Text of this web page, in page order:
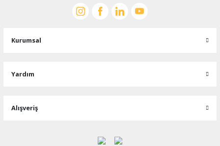
Kurumsal
Yardım
Alışveriş